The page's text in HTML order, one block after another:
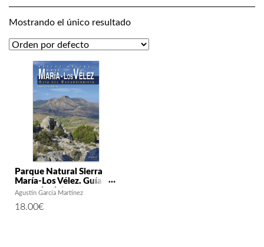
Mostrando el único resultado
Parque Natural Sierra
María-Los Vélez. Guía del
excursionista
Agustín García Martínez
18.00€